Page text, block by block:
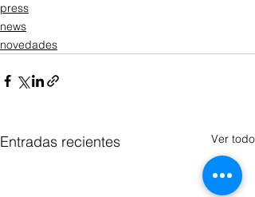
press
news
novedades
Entradas recientes Ver todo